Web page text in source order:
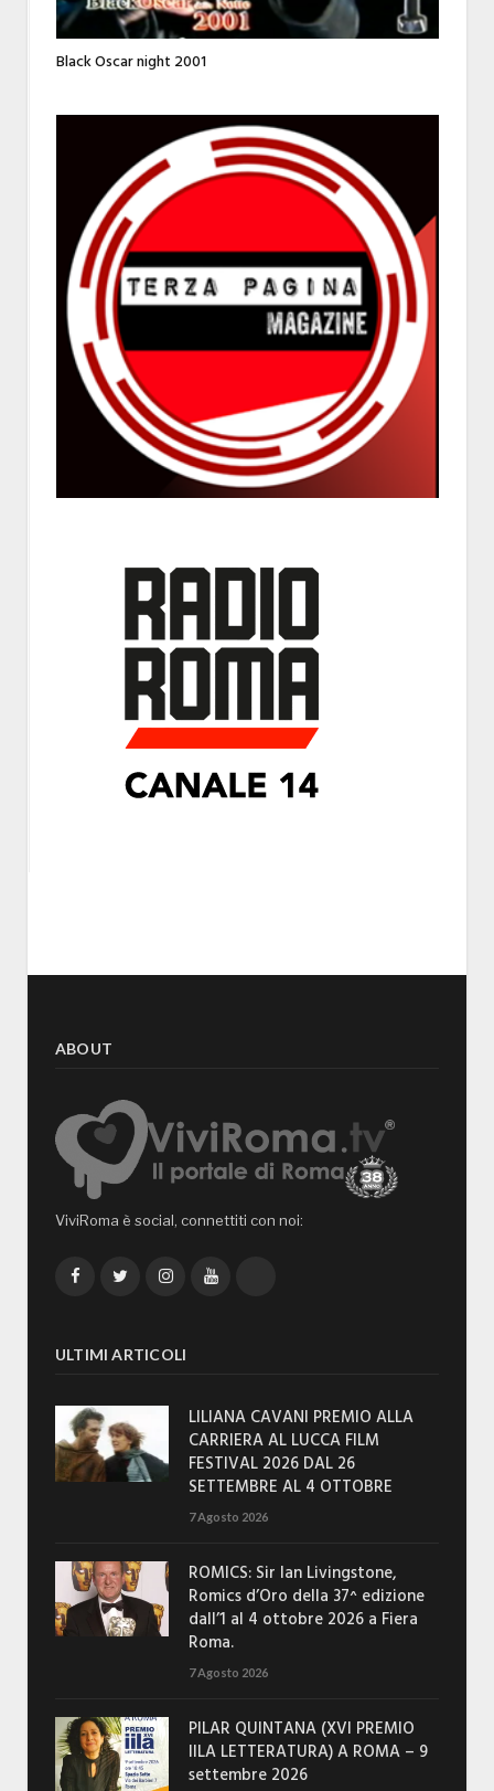
Black Oscar night 2001
ABOUT
ViviRoma è social, connettiti con noi:
FacebookTwitterInstagramYouTube
ULTIMI ARTICOLI
LILIANA CAVANI PREMIO ALLA
CARRIERA AL LUCCA FILM
FESTIVAL 2026 DAL 26
SETTEMBRE AL 4 OTTOBRE
7 Agosto 2026
ROMICS: Sir Ian Livingstone,
Romics d’Oro della 37^ edizione
dall’1 al 4 ottobre 2026 a Fiera
Roma.
7 Agosto 2026
PILAR QUINTANA (XVI PREMIO
IILA LETTERATURA) A ROMA – 9
settembre 2026